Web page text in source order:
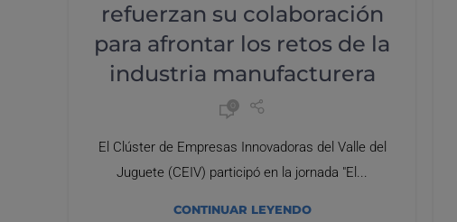
refuerzan su colaboración
para afrontar los retos de la
industria manufacturera
El Clúster de Empresas Innovadoras del Valle del
Juguete (CEIV) participó en la jornada "El...
CONTINUAR LEYENDO